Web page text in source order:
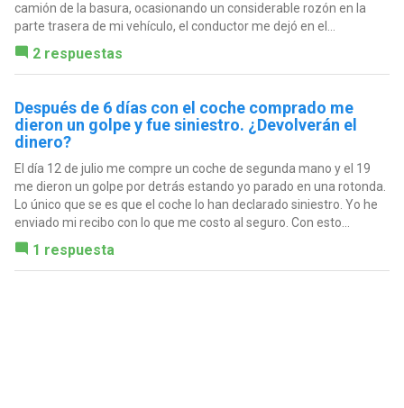
camión de la basura, ocasionando un considerable rozón en la
parte trasera de mi vehículo, el conductor me dejó en el...
2 respuestas
Después de 6 días con el coche comprado me
dieron un golpe y fue siniestro. ¿Devolverán el
dinero?
El día 12 de julio me compre un coche de segunda mano y el 19
me dieron un golpe por detrás estando yo parado en una rotonda.
Lo único que se es que el coche lo han declarado siniestro. Yo he
enviado mi recibo con lo que me costo al seguro. Con esto...
1 respuesta